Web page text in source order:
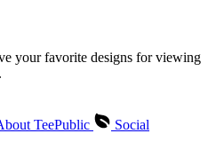
your favorite designs for viewing
TeePublic
Social